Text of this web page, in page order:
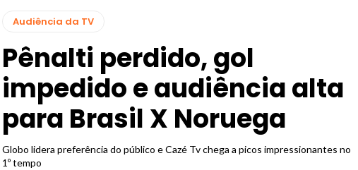
Audiência da TV
Pênalti perdido, gol
impedido e audiência alta
para Brasil X Noruega
Globo lidera preferência do público e Cazé Tv chega a picos impressionantes no
1º tempo